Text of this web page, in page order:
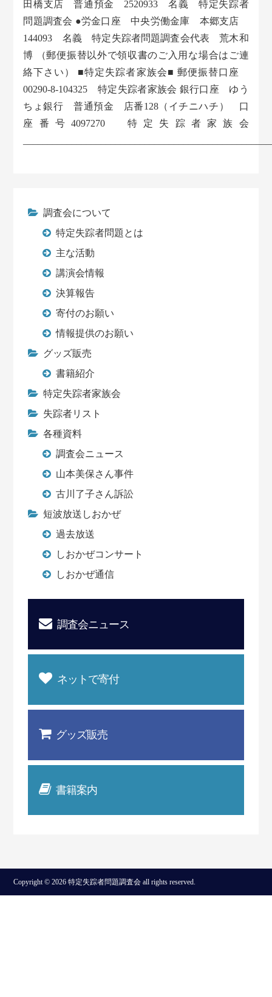
田橋支店 普通預金 2520933 名義 特定失踪者
問題調査会 ●労金口座 中央労働金庫 本郷支店
144093 名義 特定失踪者問題調査会代表 荒木和
博 （郵便振替以外で領収書のご入用な場合はご連
絡下さい） ■特定失踪者家族会■ 郵便振替口座
00290-8-104325 特定失踪者家族会 銀行口座 ゆう
ちょ銀行 普通預金 店番128（イチニハチ） 口
座番号4097270 特定失踪者家族会
調査会について
特定失踪者問題とは
主な活動
講演会情報
決算報告
寄付のお願い
情報提供のお願い
グッズ販売
書籍紹介
特定失踪者家族会
失踪者リスト
各種資料
調査会ニュース
山本美保さん事件
古川了子さん訴訟
短波放送しおかぜ
過去放送
しおかぜコンサート
しおかぜ通信
調査会ニュース
ネットで寄付
グッズ販売
書籍案内
Copyright © 2026 特定失踪者問題調査会 all rights reserved.